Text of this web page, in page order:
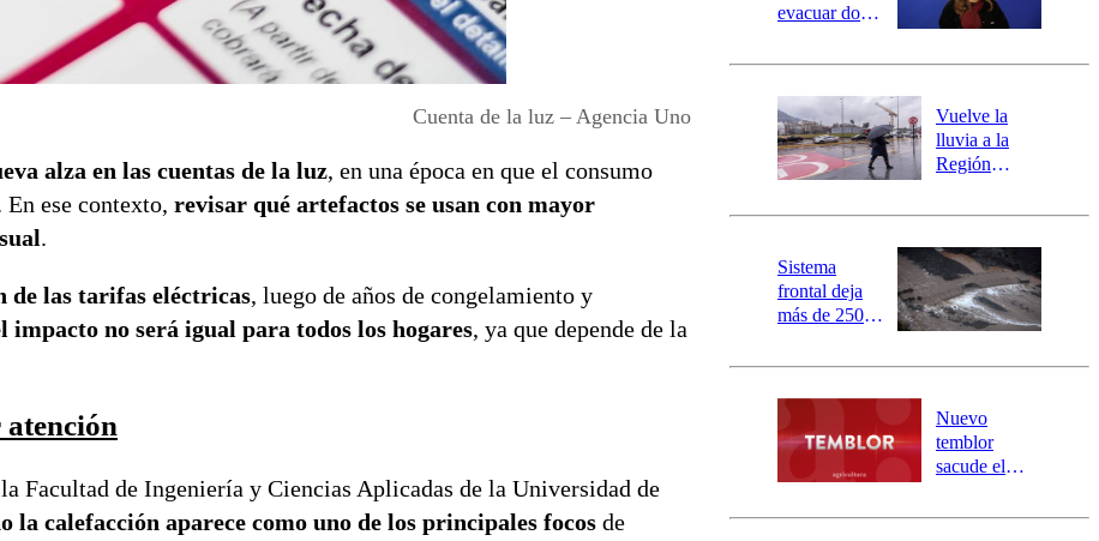
Cuenta de la luz – Agencia Uno
alza en las cuentas de la luz, en una época en que el consumo
ese contexto, revisar qué artefactos se usan con mayor
.
de las tarifas eléctricas, luego de años de congelamiento y
impacto no será igual para todos los hogares, ya que depende de la
atención
Facultad de Ingeniería y Ciencias Aplicadas de la Universidad de
la calefacción aparece como uno de los principales focos de
evacuar dos
Carahue por
río Damas:
activa
mensajería
SAE
Vuelve la
lluvia a la
Región
este es el
la DMC para
este viernes
Sistema
frontal deja
más de 250
y 317
aisladas entre
Valparaíso y
Los Ríos
Nuevo
temblor
sacude el
revisa la